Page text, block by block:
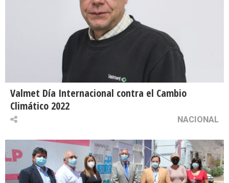
Valmet Día Internacional contra el Cambio
Climático 2022
NACIONAL